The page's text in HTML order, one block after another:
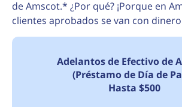
de Amscot.* ¿Por qué? ¡Porque en
clientes aprobados se van con
Adelantos de Efectivo de
(Préstamo de Día de
Hasta $500